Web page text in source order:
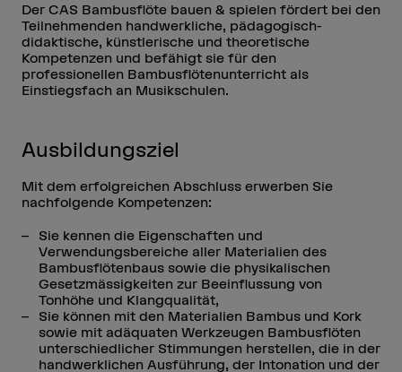
Der CAS Bambusflöte bauen & spielen fördert bei den
Teilnehmenden handwerkliche, pädagogisch-
didaktische, künstlerische und theoretische
Kompetenzen und befähigt sie für den
professionellen Bambusflötenunterricht als
Einstiegsfach an Musikschulen.
Ausbildungsziel
Mit dem erfolgreichen Abschluss erwerben Sie
nachfolgende Kompetenzen:
Sie kennen die Eigenschaften und
Verwendungsbereiche aller Materialien des
Bambusflötenbaus sowie die physikalischen
Gesetzmässigkeiten zur Beeinflussung von
Tonhöhe und Klangqualität,
Sie können mit den Materialien Bambus und Kork
sowie mit adäquaten Werkzeugen Bambusflöten
unterschiedlicher Stimmungen herstellen, die in der
handwerklichen Ausführung, der Intonation und der